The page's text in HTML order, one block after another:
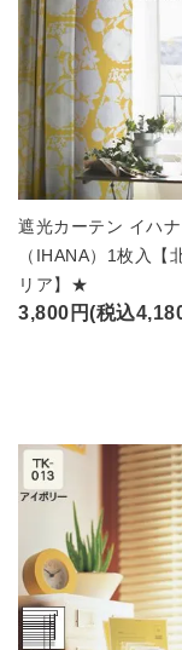
遮光カーテン イハナ
（IHANA）1枚入【
リア】★
3,800円(税込